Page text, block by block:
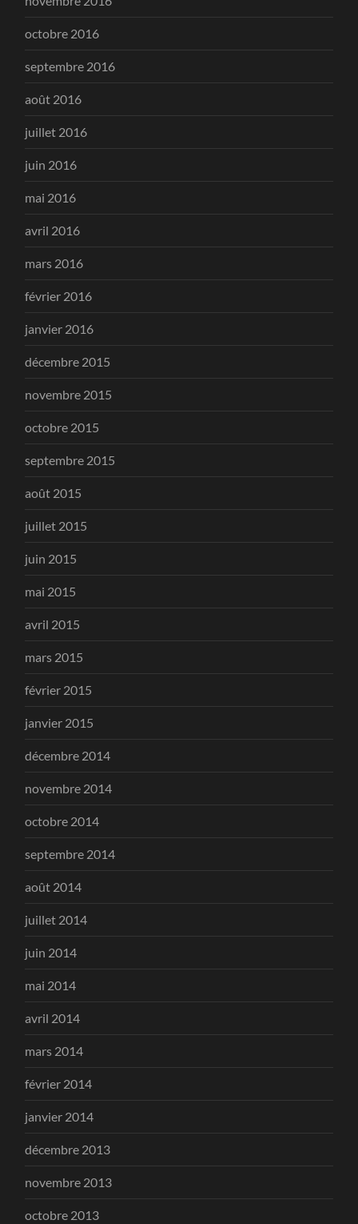
octobre 2016
septembre 2016
août 2016
juillet 2016
juin 2016
mai 2016
avril 2016
mars 2016
février 2016
janvier 2016
décembre 2015
novembre 2015
octobre 2015
septembre 2015
août 2015
juillet 2015
juin 2015
mai 2015
avril 2015
mars 2015
février 2015
janvier 2015
décembre 2014
novembre 2014
octobre 2014
septembre 2014
août 2014
juillet 2014
juin 2014
mai 2014
avril 2014
mars 2014
février 2014
janvier 2014
décembre 2013
novembre 2013
octobre 2013